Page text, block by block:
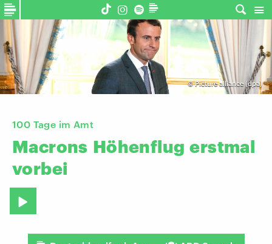
©Picture alliance (dpa)
100 Tage im Amt
Macrons Höhenflug erstmal
vorbei